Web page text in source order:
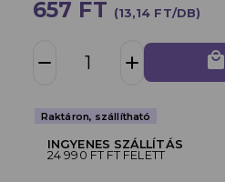
657 FT (13,14 FT/DB)
remove add local_mall
Raktáron, szállítható
INGYENES SZÁLLÍTÁS
24 990 FT FT FELETT